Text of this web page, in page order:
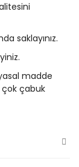
saklayınız.
madde
çok çabuk